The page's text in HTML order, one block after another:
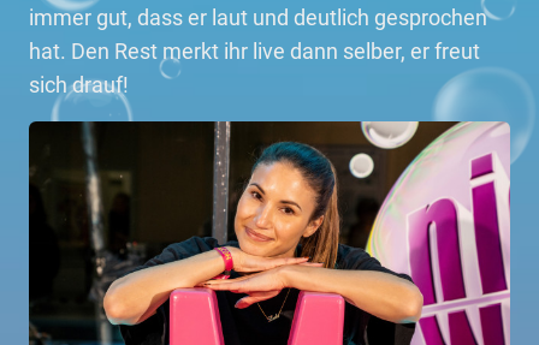
immer gut, dass er laut und deutlich gesprochen
hat. Den Rest merkt ihr live dann selber, er freut
sich drauf!